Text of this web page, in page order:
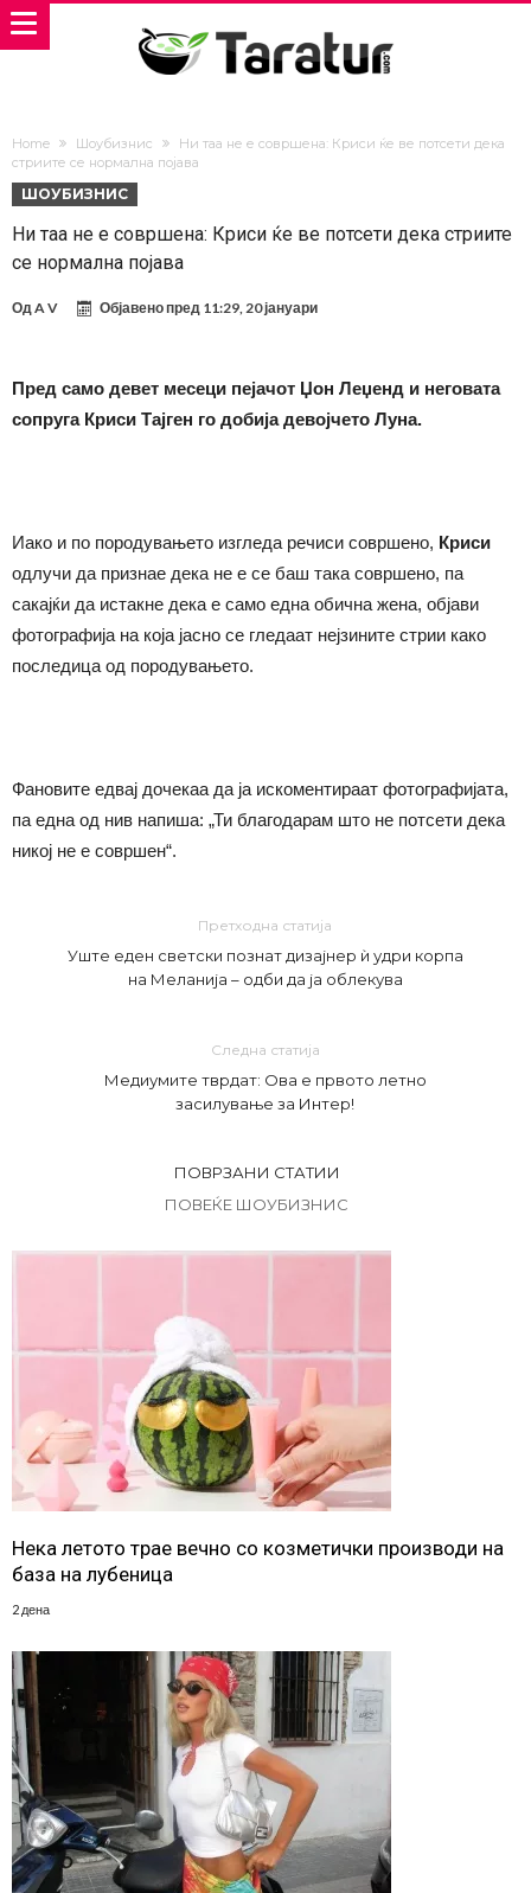
Home Шоубизнис
Ни таа не е совршена: Криси ќе ве потсети дека
стриите се нормална појава
ШОУБИЗНИС
Ни таа не е совршена: Криси ќе ве потсети дека стриите
се нормална појава
ОдA V Објавено пред 11:29, 20 јануари
Пред само девет месеци пејачот Џон Леџенд и неговата
сопруга Криси Тајген го добија девојчето Луна.
Иако и по породувањето изгледа речиси совршено, Криси
одлучи да признае дека не е се баш така совршено, па
сакајќи да истакне дека е само една обична жена, објави
фотографија на која јасно се гледаат нејзините стрии како
последица од породувањето.
Фановите едвај дочекаа да ја искоментираат фотографијата,
па една од нив напиша: „Ти благодарам што не потсети дека
никој не е совршен“.
Претходна статија
Уште еден светски познат дизајнер ѝ удри корпа
на Меланија – одби да ја облекува
Следна статија
Медиумите тврдат: Ова е првото летно
засилување за Интер!
ПОВРЗАНИ СТАТИИ
ПОВЕЌЕ ШОУБИЗНИС
Нека летото трае вечно со козметички производи на
база на лубеница
2 дена